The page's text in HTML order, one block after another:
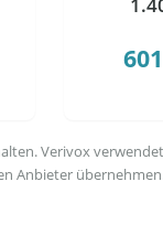
Verivox
Anbieter